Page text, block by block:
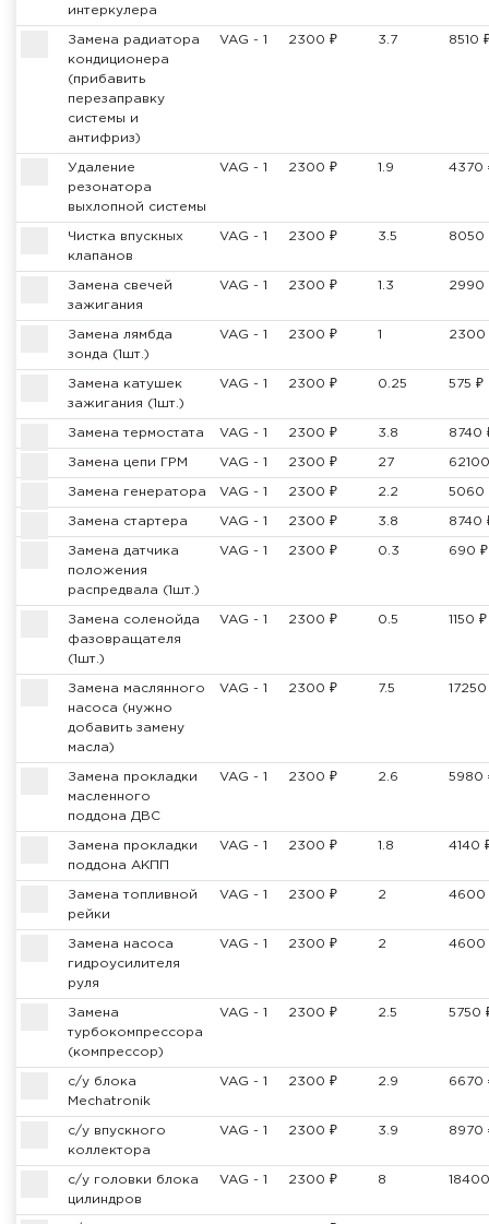
интеркулера
Замена радиатора
кондиционера
(прибавить
перезаправку
системы и
антифриз)
VAG - 1 2300 ₽ 3.7 8510
Удаление
резонатора
выхлопной системы
VAG - 1 2300 ₽ 1.9 4370
Чистка впускных
клапанов
VAG - 1 2300 ₽ 3.5 8050
Замена свечей
зажигания
VAG - 1 2300 ₽ 1.3 2990
Замена лямбда
зонда (1шт.)
VAG - 1 2300 ₽ 1 2300
Замена катушек
зажигания (1шт.)
VAG - 1 2300 ₽ 0.25 575 ₽
Замена термостата VAG - 1 2300 ₽ 3.8 8740
Замена цепи ГРМ VAG - 1 2300 ₽ 27
Замена генератора VAG - 1 2300 ₽ 2.2 5060
Замена стартера VAG - 1 2300 ₽ 3.8 8740
Замена датчика
положения
распредвала (1шт.)
VAG - 1 2300 ₽ 0.3 690 ₽
Замена соленойда
фазовращателя
(1шт.)
VAG - 1 2300 ₽ 0.5 1150 ₽
Замена маслянного
насоса (нужно
добавить замену
масла)
VAG - 1 2300 ₽ 7.5 17250
Замена прокладки
масленного
поддона ДВС
VAG - 1 2300 ₽ 2.6 5980
Замена прокладки
поддона АКПП
VAG - 1 2300 ₽ 1.8 4140
Замена топливной
рейки
VAG - 1 2300 ₽ 2 4600
Замена насоса
гидроусилителя
руля
VAG - 1 2300 ₽ 2 4600
Замена
турбокомпрессора
(компрессор)
VAG - 1 2300 ₽ 2.5 5750
с/у блока
Mechatronik
VAG - 1 2300 ₽ 2.9 6670
с/у впускного
коллектора
VAG - 1 2300 ₽ 3.9 8970
с/у головки блока
цилиндров
VAG - 1 2300 ₽ 8